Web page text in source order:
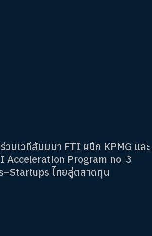
วมเวทีสัมมนา FTI ผนึก KPMG และ
Acceleration Program no. 3
ไทยสู่ตลาดทุน